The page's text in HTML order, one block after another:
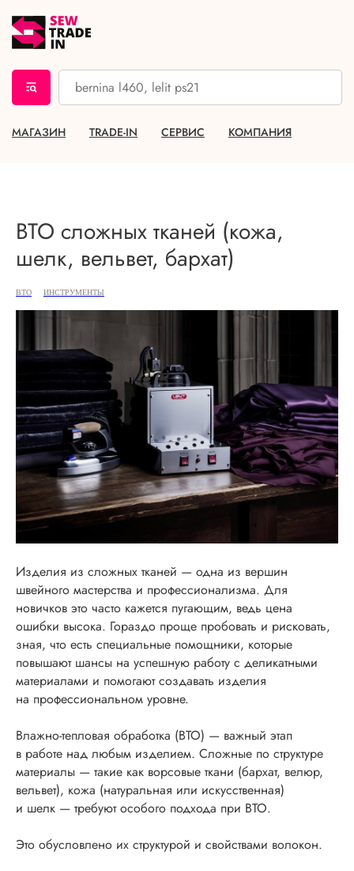
МАГАЗИН TRADE-IN СЕРВИС КОМПАНИЯ
ВТО сложных тканей (кожа,
шелк, вельвет, бархат)
ВТО ИНСТРУМЕНТЫ
Изделия из сложных тканей — одна из вершин
швейного мастерства и профессионализма. Для
новичков это часто кажется пугающим, ведь цена
ошибки высока. Гораздо проще пробовать и рисковать,
зная, что есть специальные помощники, которые
повышают шансы на успешную работу с деликатными
материалами и помогают создавать изделия
на профессиональном уровне.
Влажно-тепловая обработка (ВТО) — важный этап
в работе над любым изделием. Сложные по структуре
материалы — такие как ворсовые ткани (бархат, велюр,
вельвет), кожа (натуральная или искусственная)
и шелк — требуют особого подхода при ВТО.
Это обусловлено их структурой и свойствами волокон.